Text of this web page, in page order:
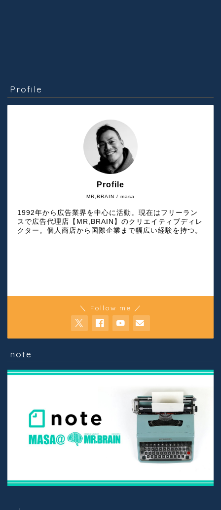
Profile
MR,BRAIN / masa
Profile
1992年から広告業界を中心に活動。現在はフリーラン
スで広告代理店【MR,BRAIN】のクリエイティブディレ
クター。個人商店から国際企業まで幅広い経験を持つ。
＼ Follow me ／
note